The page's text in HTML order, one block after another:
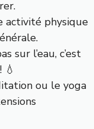
activité physique
sur l’eau, c’est
ou le yoga